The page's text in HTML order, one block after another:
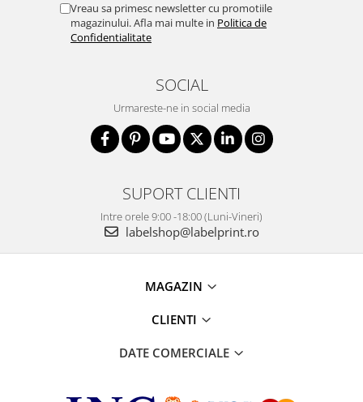
Vreau sa primesc newsletter cu promotiile
magazinului. Afla mai multe in Politica de
Confidentialitate
SOCIAL
Urmareste-ne in social media
SUPORT CLIENTI
Intre orele 9:00 -18:00 (Luni-Vineri)
labelshop@labelprint.ro
MAGAZIN
CLIENTI
DATE COMERCIALE